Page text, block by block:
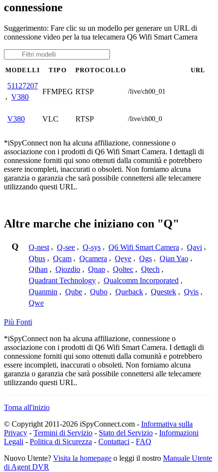
connessione
Suggerimento: Fare clic su un modello per generare un URL di
connessione video per la tua telecamera Q6 Wifi Smart Camera
MODELLI TIPO PROTOCOLLO URL
51127207
, V380
FFMPEG RTSP /live/ch00_01
V380 VLC RTSP /live/ch00_0
*iSpyConnect non ha alcuna affiliazione, connessione o
associazione con i prodotti di Q6 Wifi Smart Camera. I dettagli di
connessione forniti qui sono ottenuti dalla comunità e potrebbero
essere incompleti, inaccurati o obsoleti. Non forniamo alcuna
garanzia o garanzia che sarà possibile connettersi alle telecamere
utilizzando questi URL.
Altre marche che iniziano con "Q"
Q Q-nest , Q-see , Q-sys , Q6 Wifi Smart Camera , Qavi ,
Qbus , Qcam , Qcamera , Qeye , Qgs , Qian Yao ,
Qihan , Qiozdio , Qnap , Qoltec , Qtech ,
Quadrant Technology , Qualcomm Incorporated ,
Quanmin , Qube , Qubo , Queback , Questek , Qvis ,
Qwe
Più Fonti
*iSpyConnect non ha alcuna affiliazione, connessione o
associazione con i prodotti di Q6 Wifi Smart Camera. I dettagli di
connessione forniti qui sono ottenuti dalla comunità e potrebbero
essere incompleti, inaccurati o obsoleti. Non forniamo alcuna
garanzia o garanzia che sarà possibile connettersi alle telecamere
utilizzando questi URL.
Torna all'inizio
© Copyright 2011-2026 iSpyConnect.com - Informativa sulla
Privacy - Termini di Servizio - Stato del Servizio - Informazioni
Legali - Politica di Sicurezza - Contattaci - FAQ
Nuovo Utente? Visita la homepage o leggi il nostro Manuale Utente
di Agent DVR